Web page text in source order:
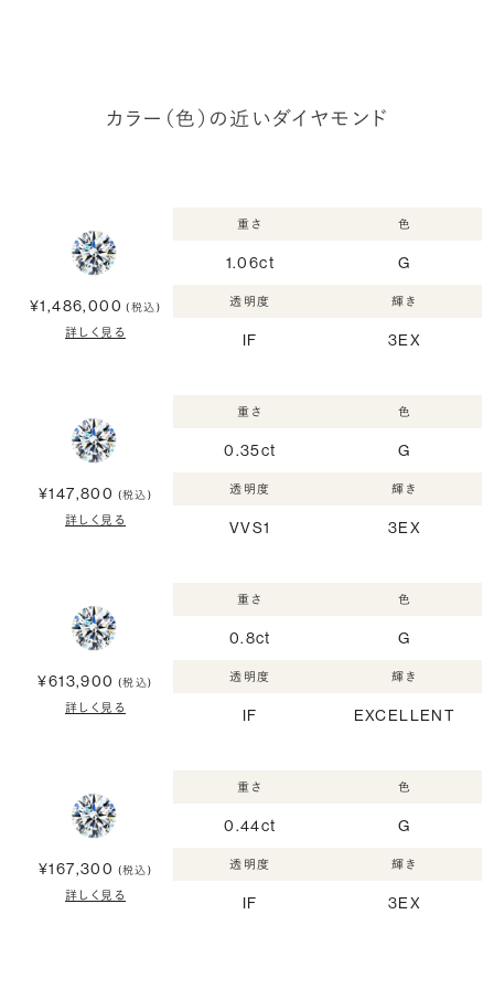
カラー（色）の近いダイヤモンド
¥1,486,000 (税込)
詳しく見る
重さ
1.06ct
色
G
透明度
IF
輝き
3EX
¥147,800 (税込)
詳しく見る
重さ
0.35ct
色
G
透明度
VVS1
輝き
3EX
¥613,900 (税込)
詳しく見る
重さ
0.8ct
色
G
透明度
IF
輝き
EXCELLENT
¥167,300 (税込)
詳しく見る
重さ
0.44ct
色
G
透明度
IF
輝き
3EX